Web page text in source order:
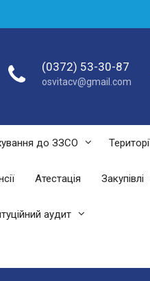
(0372) 53-30-87
osvitacv@gmail.com
до ЗЗСО
Атестація Закупівлі
аудит